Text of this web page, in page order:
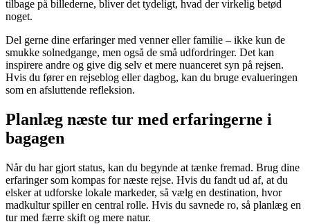
tilbage på billederne, bliver det tydeligt, hvad der virkelig betød
noget.
Del gerne dine erfaringer med venner eller familie – ikke kun de
smukke solnedgange, men også de små udfordringer. Det kan
inspirere andre og give dig selv et mere nuanceret syn på rejsen.
Hvis du fører en rejseblog eller dagbog, kan du bruge evalueringen
som en afsluttende refleksion.
Planlæg næste tur med erfaringerne i
bagagen
Når du har gjort status, kan du begynde at tænke fremad. Brug dine
erfaringer som kompas for næste rejse. Hvis du fandt ud af, at du
elsker at udforske lokale markeder, så vælg en destination, hvor
madkultur spiller en central rolle. Hvis du savnede ro, så planlæg en
tur med færre skift og mere natur.